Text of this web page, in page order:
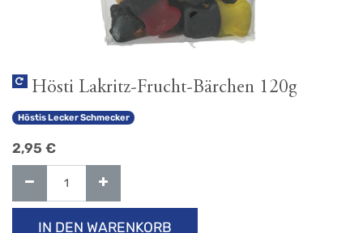
Hösti Lakritz-Frucht-Bärchen 120g
Höstis Lecker Schmecker
2,95 €
IN DEN WARENKORB